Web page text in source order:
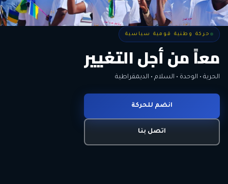
حركة وطنية قومية سياسية
وطنٌ لكل أهله
المواطنة هي المعيار الأوحد لنيل الحقوق وأداء الواجبات
تعرّف على الحركة
برنامجنا السياسي
حركة وطنية قومية سياسية
معاً من أجل التغيير
الحرية • الوحدة • السلام • الديمقراطية
انضم للحركة
اتصل بنا